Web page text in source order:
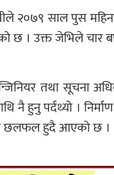
२०७९ साल पुस
छ । उक्त जेभिले चार
तथा सूचना
नै हुनु पर्दथ्यो ।
नै छलफल हुदै आएको छ ।